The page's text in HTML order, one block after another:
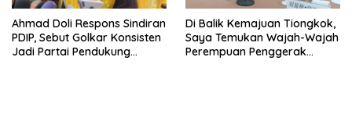
Ahmad Doli Respons Sindiran
PDIP, Sebut Golkar Konsisten
Jadi Partai Pendukung
Di Balik Kemajuan Tiongkok,
Saya Temukan Wajah-Wajah
Perempuan Penggerak